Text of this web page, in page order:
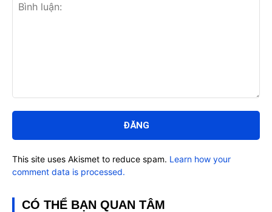
luận:
This site uses Akismet to reduce spam. Learn how your
comment data is processed.
CÓ THỂ BẠN QUAN TÂM